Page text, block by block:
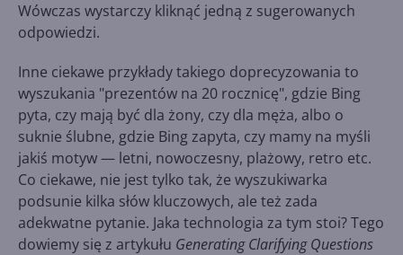
Wówczas wystarczy kliknąć jedną z sugerowanych
odpowiedzi.
Inne ciekawe przykłady takiego doprecyzowania to
wyszukania "prezentów na 20 rocznicę", gdzie Bing
pyta, czy mają być dla żony, czy dla męża, albo o
suknie ślubne, gdzie Bing zapyta, czy mamy na myśli
jakiś motyw — letni, nowoczesny, plażowy, retro etc.
Co ciekawe, nie jest tylko tak, że wyszukiwarka
podsunie kilka słów kluczowych, ale też zada
adekwatne pytanie. Jaka technologia za tym stoi? Tego
dowiemy się z artykułu Generating Clarifying Questions